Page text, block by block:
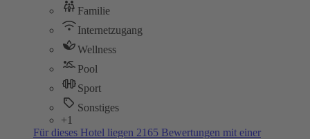
Familie
Internetzugang
Wellness
Pool
Sport
Sonstiges
+1
Für dieses Hotel liegen 2165 Bewertungen mit einer